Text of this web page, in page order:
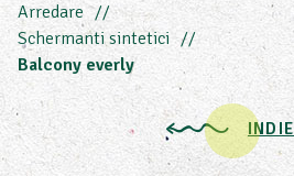
Arredare
Schermanti sintetici
Balcony everly